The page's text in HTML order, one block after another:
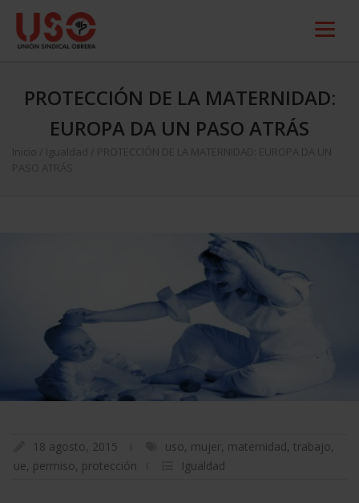
PROTECCIÓN DE LA MATERNIDAD:
EUROPA DA UN PASO ATRÁS
Inicio Igualdad
PROTECCIÓN DE LA MATERNIDAD: EUROPA DA UN
PASO ATRÁS
18 agosto, 2015 uso, mujer, maternidad, trabajo,
ue, permiso, protección Igualdad